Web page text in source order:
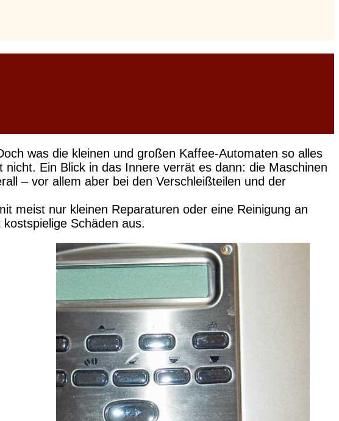
was die kleinen und großen Kaffee-Automaten so alles
Ein Blick in das Innere verrät es dann: die Maschinen
– vor allem aber bei den Verschleißteilen und der
meist nur kleinen Reparaturen oder eine Reinigung an
Schäden aus.